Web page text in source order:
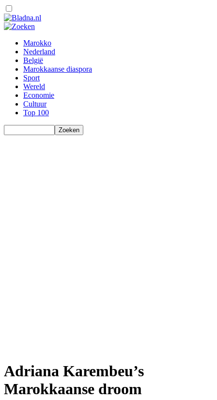
Marokko
Nederland
België
Marokkaanse diaspora
Sport
Wereld
Economie
Cultuur
Top 100
Adriana Karembeu’s
Marokkaanse droom